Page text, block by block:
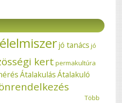
jó tanács jó
kert permakultúra
Átalakulás Átalakuló
Több